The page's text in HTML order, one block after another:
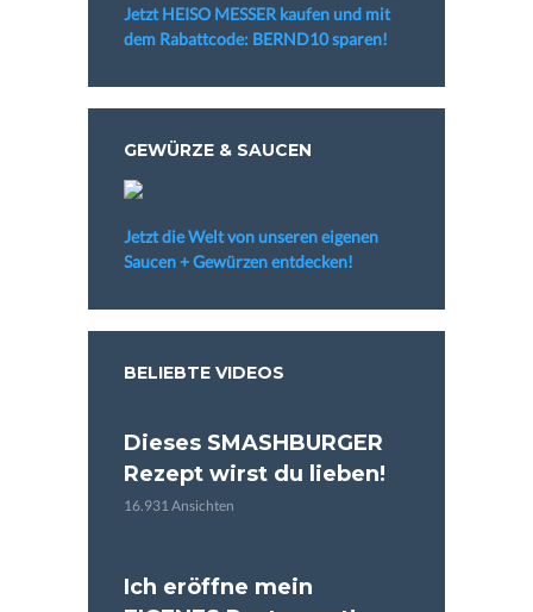
Jetzt HEISO MESSER kaufen und mit
dem Rabattcode: BERND10 sparen!
GEWÜRZE & SAUCEN
Jetzt die Welt von unseren eigenen
Saucen + Gewürzen entdecken!
BELIEBTE VIDEOS
Dieses SMASHBURGER
Rezept wirst du lieben!
16.931 Ansichten
Ich eröffne mein